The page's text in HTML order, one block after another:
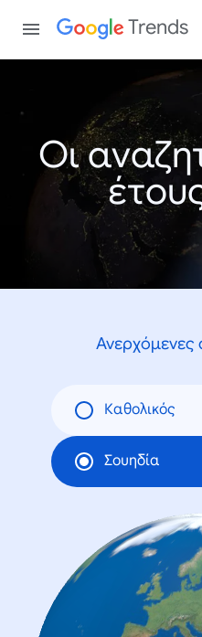
Trends
Οι
Ανερχόμενες
Καθολικός
Σουηδία